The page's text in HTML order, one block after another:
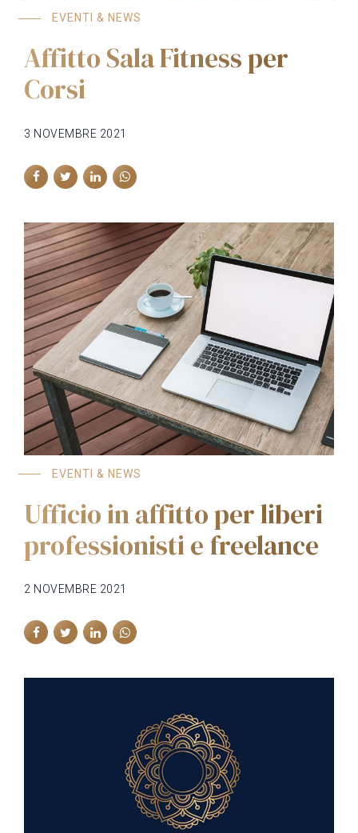
EVENTI & NEWS
Affitto Sala Fitness per
Corsi
3 NOVEMBRE 2021
EVENTI & NEWS
Ufficio in affitto per liberi
professionisti e freelance
2 NOVEMBRE 2021